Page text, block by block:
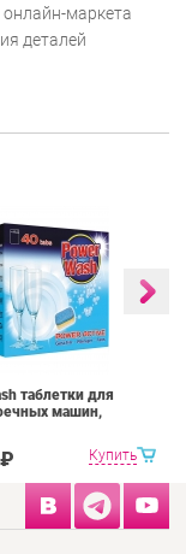
маркета
деталей
Купить
таблетки для
машин,